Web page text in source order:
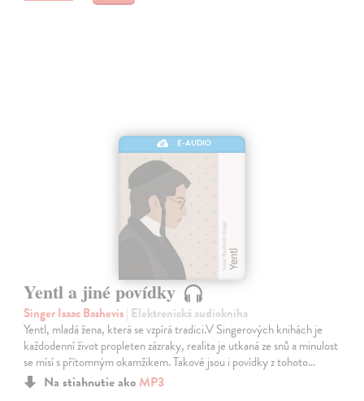
E-AUDIO
Yentl a jiné povídky
Singer Isaac Bashevis| Elektronická audiokniha
Yentl, mladá žena, která se vzpírá tradici.V Singerových knihách je
každodenní život propleten zázraky, realita je utkaná ze snů a minulost
se mísí s přítomným okamžikem. Takové jsou i povídky z tohoto…
Na stiahnutie ako MP3